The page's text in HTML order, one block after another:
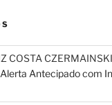
COSTA CZERMAINSKI
Antecipado com